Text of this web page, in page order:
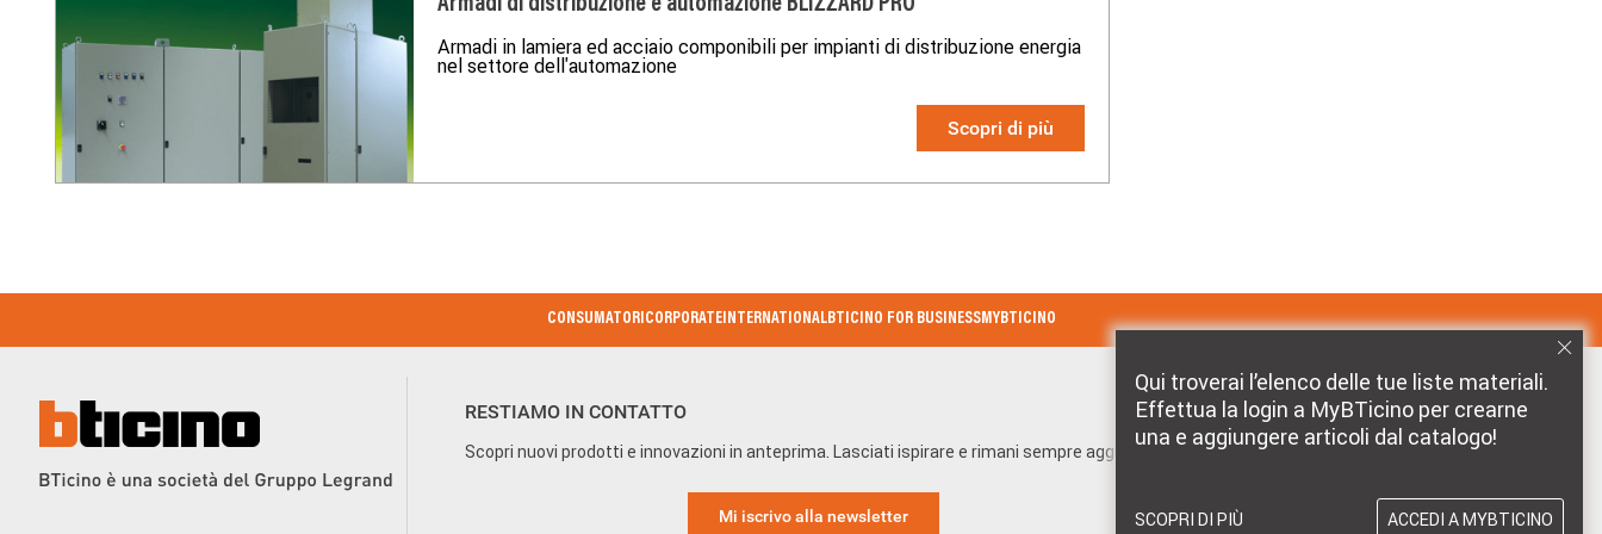
Armadi di distribuzione e automazione BLIZZARD PRO
Armadi in lamiera ed acciaio componibili per impianti di distribuzione energia
nel settore dell'automazione
Scopri di più
Qui troverai l’elenco delle tue liste materiali.
Effettua la login a MyBTicino per crearne
una e aggiungere articoli dal catalogo!
SCOPRI DI PIÙ ACCEDI A MYBTICINO
CONSUMATORICORPORATEINTERNATIONALBTICINO FOR BUSINESSMYBTICINO
RESTIAMO IN CONTATTO
Scopri nuovi prodotti e innovazioni in anteprima. Lasciati ispirare e rimani sempre aggiornato!
Mi iscrivo alla newsletter
MARCHI DISTRIBUITI DA BTICINO